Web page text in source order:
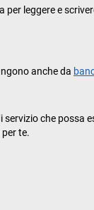
leggere e
anche da
che
te.